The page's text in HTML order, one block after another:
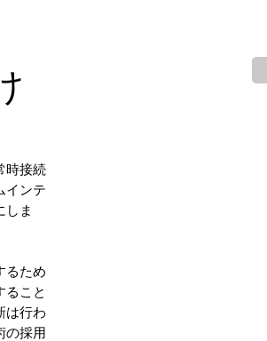
時接続
インテ
しま
るため
ること
は行わ
の採用